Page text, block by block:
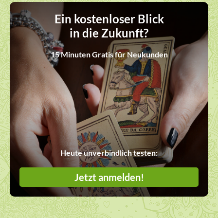
Ein kostenloser Blick
in die Zukunft?
15 Minuten Gratis für Neukunden
Heute unverbindlich testen:
Jetzt anmelden!